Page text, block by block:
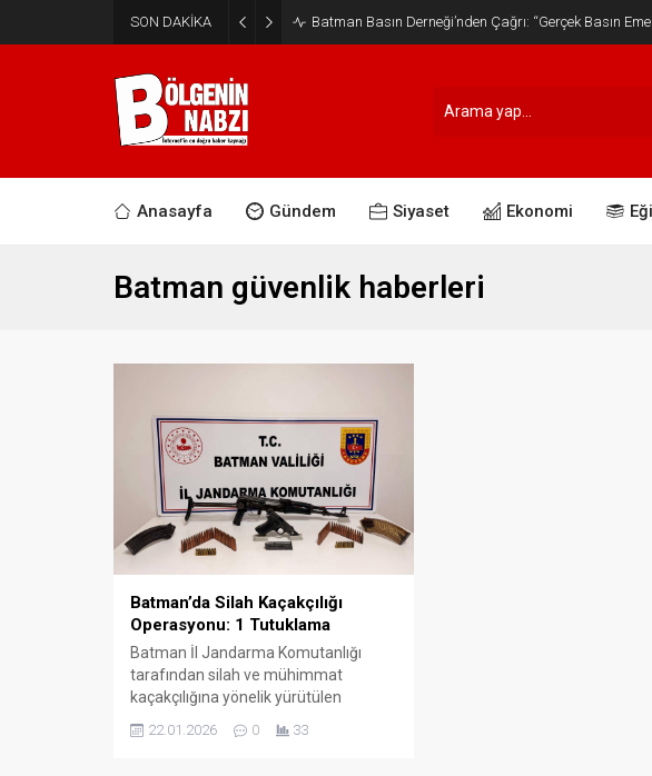
SON DAKİKA Batman Basın Derneği’nden Çağrı: “Gerçek Basın
Anasayfa Gündem Siyaset Ekonomi
Batman güvenlik haberleri
Batman’da Silah Kaçakçılığı
Operasyonu: 1 Tutuklama
Batman İl Jandarma Komutanlığı
tarafından silah ve mühimmat
kaçakçılığına yönelik yürütülen
tarihinde Batman Merkez Çamlıtepe
22.01.2026 0 33